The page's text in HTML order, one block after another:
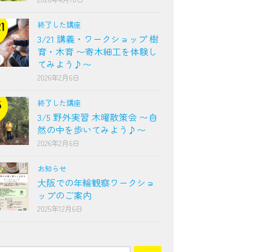
終了した講座
3/21 講義・ワークショップ 樹
育・木育 〜寄木細工を体験し
てみよう♪〜
2026年2月6日
終了した講座
3/5 野外実習 木曜散策会 〜自
然の中を歩いてみよう♪〜
2026年2月6日
お知らせ
大阪での年輪観察ワークショ
ップのご案内
2025年12月6日